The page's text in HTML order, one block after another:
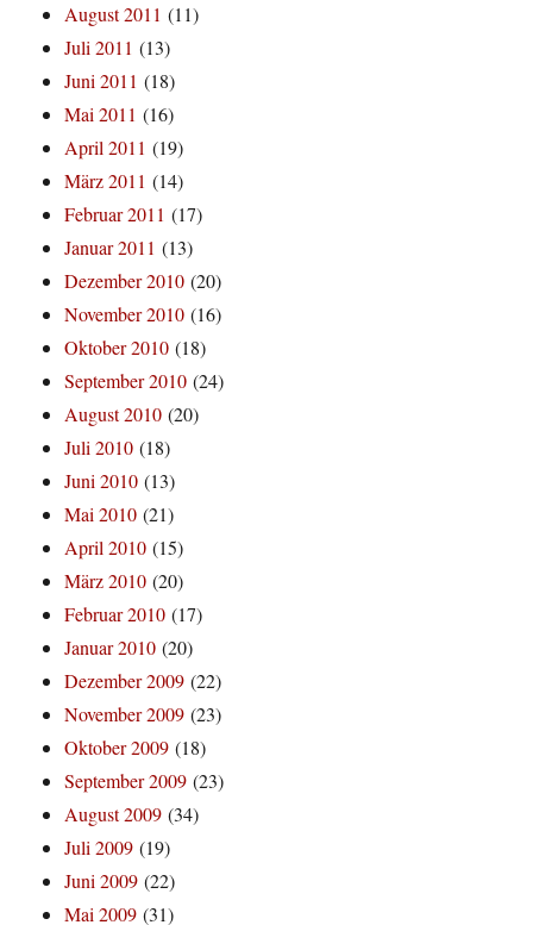
August 2011 (11)
Juli 2011 (13)
Juni 2011 (18)
Mai 2011 (16)
April 2011 (19)
März 2011 (14)
Februar 2011 (17)
Januar 2011 (13)
Dezember 2010 (20)
November 2010 (16)
Oktober 2010 (18)
September 2010 (24)
August 2010 (20)
Juli 2010 (18)
Juni 2010 (13)
Mai 2010 (21)
April 2010 (15)
März 2010 (20)
Februar 2010 (17)
Januar 2010 (20)
Dezember 2009 (22)
November 2009 (23)
Oktober 2009 (18)
September 2009 (23)
August 2009 (34)
Juli 2009 (19)
Juni 2009 (22)
Mai 2009 (31)